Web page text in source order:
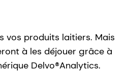
vos produits laitiers. Mais
à les déjouer grâce à
Delvo®Analytics.